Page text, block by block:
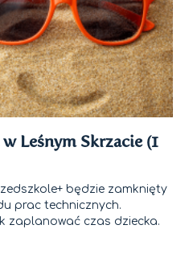
Leśnym Skrzacie (1
będzie zamknięty
prac technicznych.
zaplanować czas dziecka.